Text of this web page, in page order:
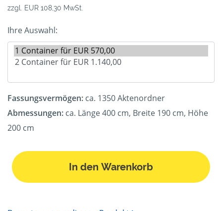
zzgl. EUR 108,30 MwSt.
Ihre Auswahl:
Fassungsvermögen: ca. 1350 Aktenordner
Abmessungen: ca. Länge 400 cm, Breite 190 cm, Höhe
200 cm
In den Warenkorb